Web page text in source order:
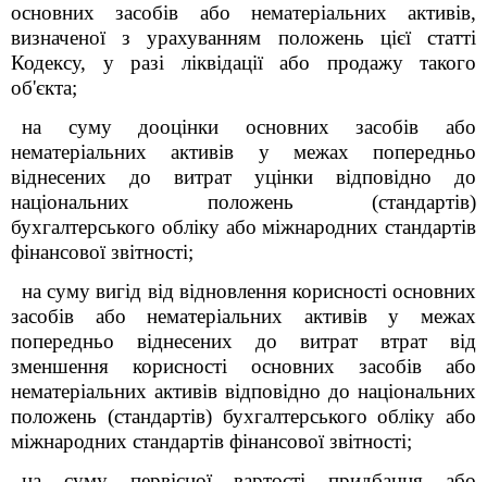
основних засобів або нематеріальних активів,
визначеної з урахуванням положень цієї статті
Кодексу, у разі ліквідації або продажу такого
об'єкта;
на суму дооцінки основних засобів або
нематеріальних активів у межах попередньо
віднесених до витрат уцінки відповідно до
національних положень (стандартів)
бухгалтерського обліку або міжнародних стандартів
фінансової звітності;
на суму вигід від відновлення корисності основних
засобів або нематеріальних активів у межах
попередньо віднесених до витрат втрат від
зменшення корисності основних засобів або
нематеріальних активів відповідно до національних
положень (стандартів) бухгалтерського обліку або
міжнародних стандартів фінансової звітності;